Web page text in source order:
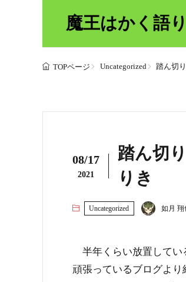
魔王はかく語
TOPページ Uncategorized 踏ん切
08/17
2021
踏ん切
りき
Uncategorized 如月 翔
半年くらい放置してい
頑張っているブログよ